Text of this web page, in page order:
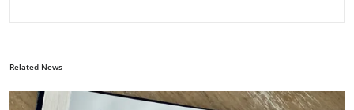
Related News